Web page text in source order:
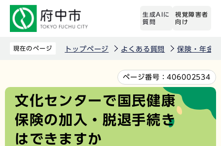
先
生成AIに
質問
視覚障害者
向け
現在のページ トップページ よくある質問 保険・年金
文
ページ番号：406002534
文化センターで国民健康
保険の加入・脱退手続き
はできますか